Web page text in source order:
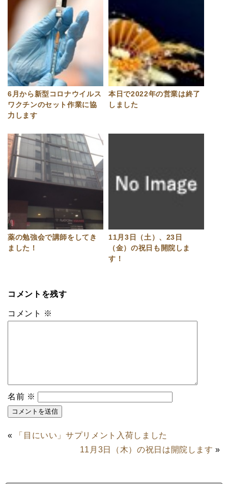
6月から新型コロナウイルス
ワクチンのセット作業に協
力します
本日で2022年の営業は終了
しました
薬の勉強会で講師をしてき
ました！
11月3日（土）、23日
（金）の祝日も開院しま
す！
コメントを残す
コメント ※
名前 ※
«
「目にいい」サプリメント入荷しました
11月3日（木）の祝日は開院します »